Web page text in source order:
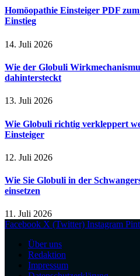
Homöopathie Einsteiger PDF
Einstieg
14. Juli 2026
Wie der Globuli
dahintersteckt
13. Juli 2026
Wie Globuli richtig verkleppert
Einsteiger
12. Juli 2026
Wie Sie Globuli in der
einsetzen
11. Juli 2026
Facebook X (Twitter) Instagram
Über uns
Redaktion
Impressum